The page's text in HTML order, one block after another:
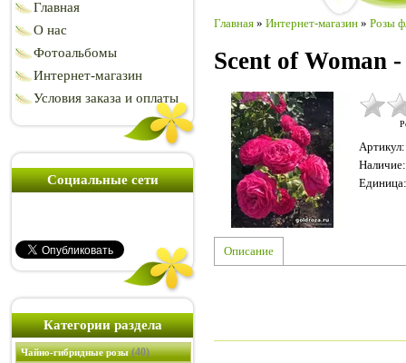
Главная
О нас
Фотоальбомы
Интернет-магазин
Условия заказа и оплаты
Социальные сети
Категории раздела
Чайно-гибридные розы(40)
Главная » Интернет-магазин » Розы
Scent of Woman
Артикул:
Наличие:
Единица:
Описание